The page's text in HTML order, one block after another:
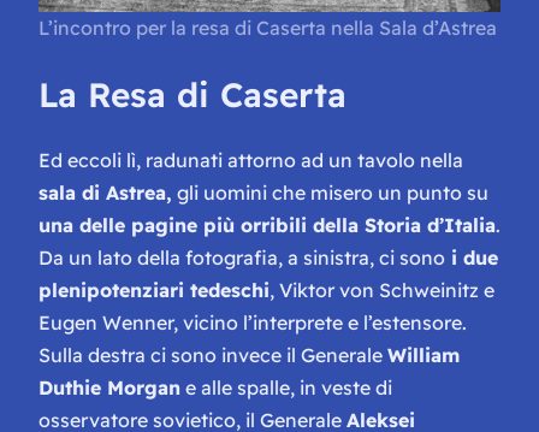
L’incontro per la resa di Caserta nella Sala d’Astrea
La Resa di Caserta
Ed eccoli lì, radunati attorno ad un tavolo nella
sala di Astrea, gli uomini che misero un punto su
una delle pagine più orribili della Storia d’Italia.
Da un lato della fotografia, a sinistra, ci sono i due
plenipotenziari tedeschi, Viktor von Schweinitz e
Eugen Wenner, vicino l’interprete e l’estensore.
Sulla destra ci sono invece il Generale William
Duthie Morgan e alle spalle, in veste di
osservatore sovietico, il Generale Aleksei